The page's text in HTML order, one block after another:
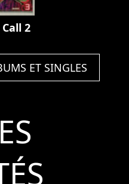
2
ET SINGLES